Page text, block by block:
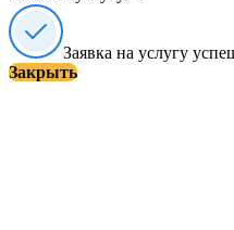
Заявка на услугу
Закрыть